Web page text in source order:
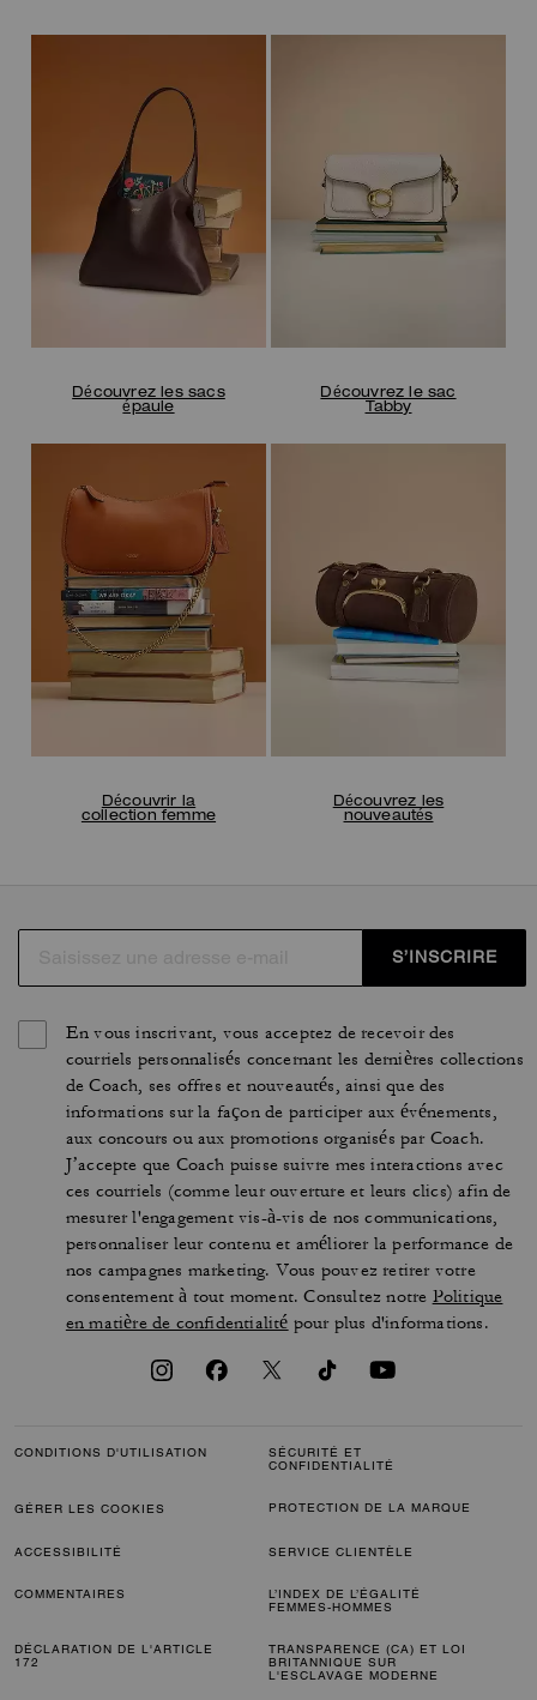
Découvrez les sacs
épaule
Découvrez le sac
Tabby
Découvrir la
collection femme
Découvrez les
nouveautés
S’INSCRIRE
En vous inscrivant, vous acceptez de recevoir des
courriels personnalisés concernant les dernières collections
de Coach, ses offres et nouveautés, ainsi que des
informations sur la façon de participer aux événements,
aux concours ou aux promotions organisés par Coach.
J’accepte que Coach puisse suivre mes interactions avec
ces courriels (comme leur ouverture et leurs clics) afin de
mesurer l'engagement vis-à-vis de nos communications,
personnaliser leur contenu et améliorer la performance de
nos campagnes marketing. Vous pouvez retirer votre
consentement à tout moment. Consultez notre Politique
en matière de confidentialité pour plus d'informations.
CONDITIONS D'UTILISATION
SÉCURITÉ ET
CONFIDENTIALITÉ
GÉRER LES COOKIES PROTECTION DE LA MARQUE
ACCESSIBILITÉ SERVICE CLIENTÈLE
COMMENTAIRES
L’INDEX DE L’ÉGALITÉ
FEMMES-HOMMES
DÉCLARATION DE L'ARTICLE
172
TRANSPARENCE (CA) ET LOI
BRITANNIQUE SUR
L'ESCLAVAGE MODERNE